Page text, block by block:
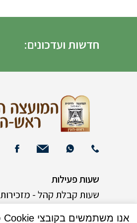
חדשות ועדכונים:
שעות פעילות
שעות קבלת קהל - מזכירות
אנו משתמשים בקובצי Cookie כדי לשפר את חוויית המשתמש שלך באתר שלנו. על ידי גלישה באתר זה, הנך מסכים לשימוש שלנו בקובצי Cookie.